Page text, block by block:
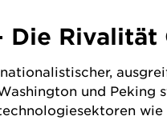
Die Rivalität
und